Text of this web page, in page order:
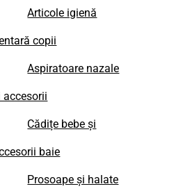
Articole igienă
copii
Aspiratoare nazale
accesorii
Cădițe bebe și
baie
Prosoape și halate